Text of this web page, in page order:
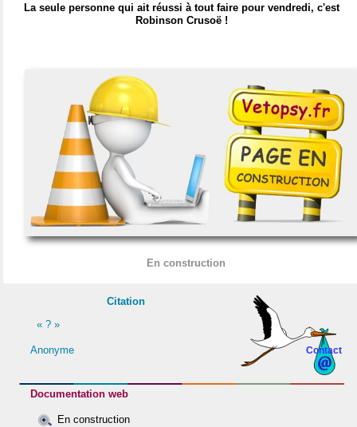
La seule personne qui ait réussi à tout faire pour vendredi, c'est
Robinson Crusoë !
En construction
Contact
Citation
« ? »
Anonyme
Documentation web
En construction